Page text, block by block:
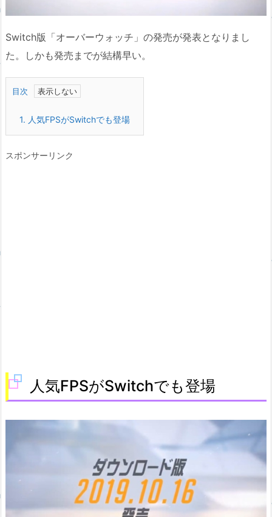
Switch版「オーバーウォッチ」の発売が発表となりまし
た。しかも発売までが結構早い。
目次
1. 人気FPSがSwitchでも登場
スポンサーリンク
人気FPSがSwitchでも登場